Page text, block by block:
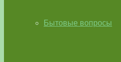
Бытовые вопросы